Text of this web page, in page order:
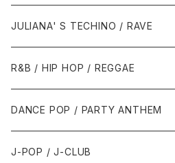
1988年
1990年
1991年
2000年代
2000年
2001年
2010年代
2010年
2011年
1994年・以前
1995年
2000年代
2000年
2001年
1980年代
1986年・以前
1987年
1990年代
1990年
1991年
2000年代
JULIANA' S TECHINO / RAVE
1990年代
1990年
1991年
2000年代
2000年
R&B / HIP HOP / REGGAE
1980年代
1985年・以前
1990年代
DANCE POP / PARTY ANTHEM
1980年代
J-POP / J-CLUB